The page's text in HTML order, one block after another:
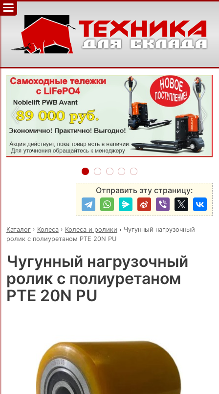
‹ ›
Отправить эту страницу:
Каталог› Колеса› Колеса и ролики › Чугунный нагрузочный
ролик с полиуретаном PTE 20N PU
Чугунный нагрузочный
ролик с полиуретаном
PTE 20N PU